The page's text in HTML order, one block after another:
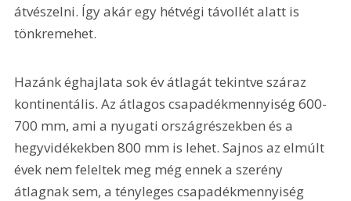
átvészelni. Így akár egy hétvégi távollét alatt is
tönkremehet.
Hazánk éghajlata sok év átlagát tekintve száraz
kontinentális. Az átlagos csapadékmennyiség 600-
700 mm, ami a nyugati országrészekben és a
hegyvidékekben 800 mm is lehet. Sajnos az elmúlt
évek nem feleltek meg még ennek a szerény
átlagnak sem, a tényleges csapadékmennyiség